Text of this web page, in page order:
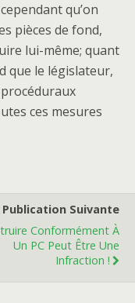
qu’on
pièces de fond,
lui-même; quant
que le législateur,
ces mesures
Publication Suivante
Conformément À
Un PC Peut Être Une
Infraction !